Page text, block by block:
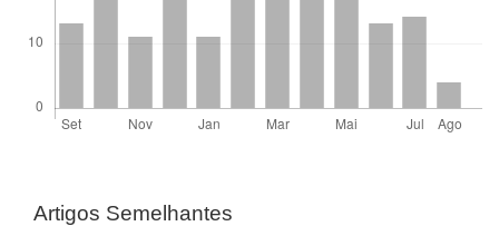
Artigos Semelhantes